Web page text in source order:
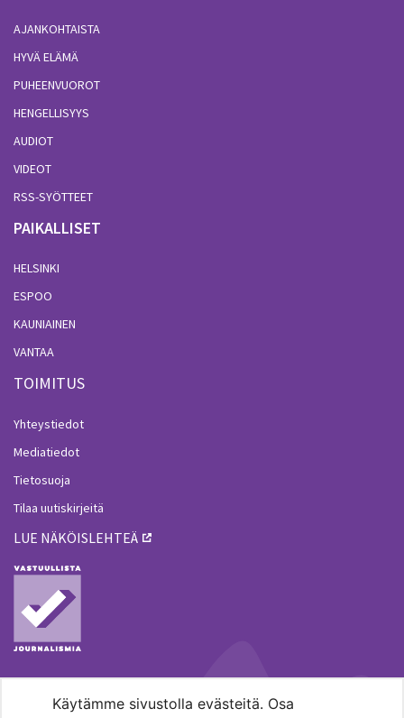
Käytämme sivustolla evästeitä. Osa
AJANKOHTAISTA
HYVÄ ELÄMÄ
PUHEENVUOROT
HENGELLISYYS
AUDIOT
VIDEOT
RSS-SYÖTTEET
PAIKALLISET
HELSINKI
ESPOO
KAUNIAINEN
VANTAA
TOIMITUS
Yhteystiedot
Mediatiedot
Tietosuoja
Tilaa uutiskirjeitä
LUE NÄKÖISLEHTEÄ
MENOHAKU